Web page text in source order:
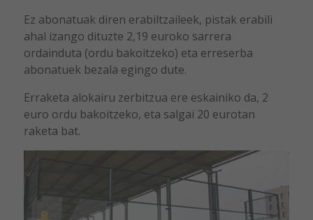
Ez abonatuak diren erabiltzaileek, pistak erabili
ahal izango dituzte 2,19 euroko sarrera
ordainduta (ordu bakoitzeko) eta erreserba
abonatuek bezala egingo dute.
Erraketa alokairu zerbitzua ere eskainiko da, 2
euro ordu bakoitzeko, eta salgai 20 eurotan
raketa bat.